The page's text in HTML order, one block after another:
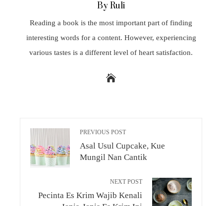
By Ruli
Reading a book is the most important part of finding
interesting words for a content. However, experiencing
various tastes is a different level of heart satisfaction.
PREVIOUS POST
Asal Usul Cupcake, Kue
Mungil Nan Cantik
NEXT POST
Pecinta Es Krim Wajib Kenali